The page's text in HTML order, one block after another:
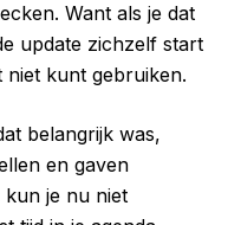
Want als je dat
update zichzelf start
niet kunt gebruiken.
belangrijk was,
en gaven
kun je nu niet